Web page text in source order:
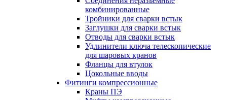
комбинированные
Тройники для сварки встык
Заглушки для сварки встык
Отводы для сварки встык
Удлинители ключа телескопические
для шаровых кранов
Фланцы для втулок
Цокольные вводы
Фитинги компрессионные
Краны ПЭ